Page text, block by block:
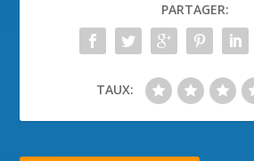
PARTAGER:
TAUX: